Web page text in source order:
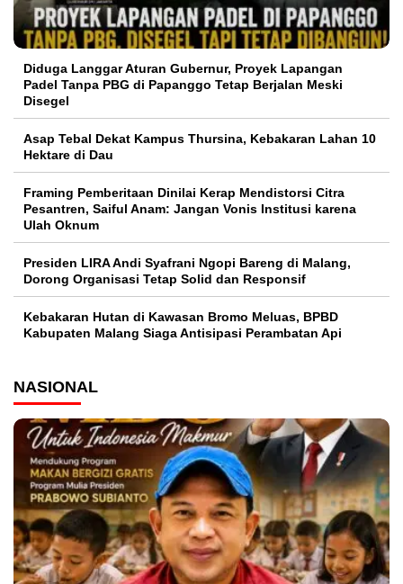
Diduga Langgar Aturan Gubernur, Proyek Lapangan
Padel Tanpa PBG di Papanggo Tetap Berjalan Meski
Disegel
Asap Tebal Dekat Kampus Thursina, Kebakaran Lahan 10
Hektare di Dau
Framing Pemberitaan Dinilai Kerap Mendistorsi Citra
Pesantren, Saiful Anam: Jangan Vonis Institusi karena
Ulah Oknum
Presiden LIRA Andi Syafrani Ngopi Bareng di Malang,
Dorong Organisasi Tetap Solid dan Responsif
Kebakaran Hutan di Kawasan Bromo Meluas, BPBD
Kabupaten Malang Siaga Antisipasi Perambatan Api
NASIONAL